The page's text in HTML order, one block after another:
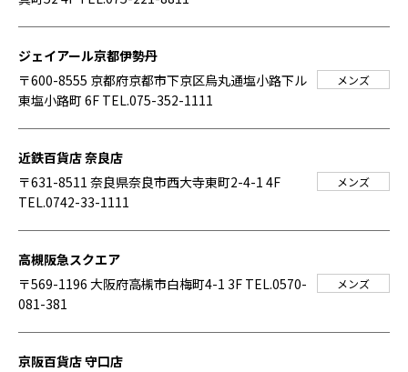
ジェイアール京都伊勢丹
〒600-8555 京都府京都市下京区烏丸通塩小路下ル
東塩小路町 6F TEL.075-352-1111
メンズ
近鉄百貨店 奈良店
〒631-8511 奈良県奈良市西大寺東町2-4-1 4F
TEL.0742-33-1111
メンズ
高槻阪急スクエア
〒569-1196 大阪府高槻市白梅町4-1 3F TEL.0570-
081-381
メンズ
京阪百貨店 守口店